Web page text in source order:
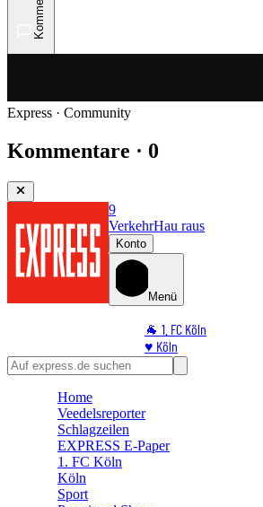
Express · Community
Kommentare · 0
9
VerkehrHau raus
Konto
Menü
🐐 1. FC Köln
♥️ Köln
⭐ Promi
🛒 Shoppingwelt
Home
Veedelsreporter
Schlagzeilen
EXPRESS E-Paper
1. FC Köln
Köln
Sport